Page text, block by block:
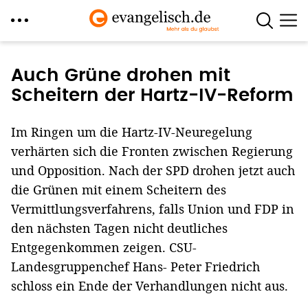
zum
Inhalt
Auch Grüne drohen mit
Scheitern der Hartz-IV-Reform
Im Ringen um die Hartz-IV-Neuregelung
verhärten sich die Fronten zwischen Regierung
und Opposition. Nach der SPD drohen jetzt auch
die Grünen mit einem Scheitern des
Vermittlungsverfahrens, falls Union und FDP in
den nächsten Tagen nicht deutliches
Entgegenkommen zeigen. CSU-
Landesgruppenchef Hans- Peter Friedrich
schloss ein Ende der Verhandlungen nicht aus.